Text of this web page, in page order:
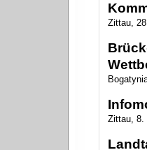
Zittau,
Zittau, 8.